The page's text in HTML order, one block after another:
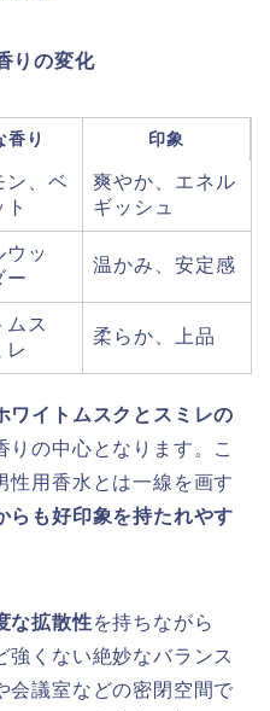
りの変化
香り 印象
ン、ベ
爽やか、エネル
ギッシュ
ウッ
ー
温かみ、安定感
ムス
レ
柔らか、上品
ワイトムスクとスミレの
りの中心となります。こ
性用香水とは一線を画す
らも好印象を持たれやす
な拡散性を持ちながら
強くない絶妙なバランス
会議室などの密閉空間で